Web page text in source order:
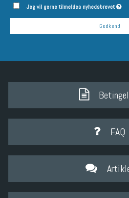
Jeg vil gerne tilmeldes nyhedsbrevet
Godkend
FAQ